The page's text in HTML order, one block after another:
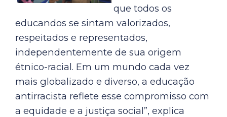
que todos os
educandos se sintam valorizados,
respeitados e representados,
independentemente de sua origem
étnico-racial. Em um mundo cada vez
mais globalizado e diverso, a educação
antirracista reflete esse compromisso com
a equidade e a justiça social”, explica